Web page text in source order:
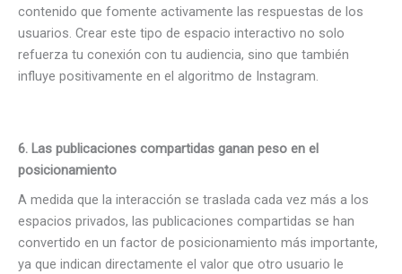
contenido que fomente activamente las respuestas de los
usuarios. Crear este tipo de espacio interactivo no solo
refuerza tu conexión con tu audiencia, sino que también
influye positivamente en el algoritmo de Instagram.
6. Las publicaciones compartidas ganan peso en el
posicionamiento
A medida que la interacción se traslada cada vez más a los
espacios privados, las publicaciones compartidas se han
convertido en un factor de posicionamiento más importante,
ya que indican directamente el valor que otro usuario le